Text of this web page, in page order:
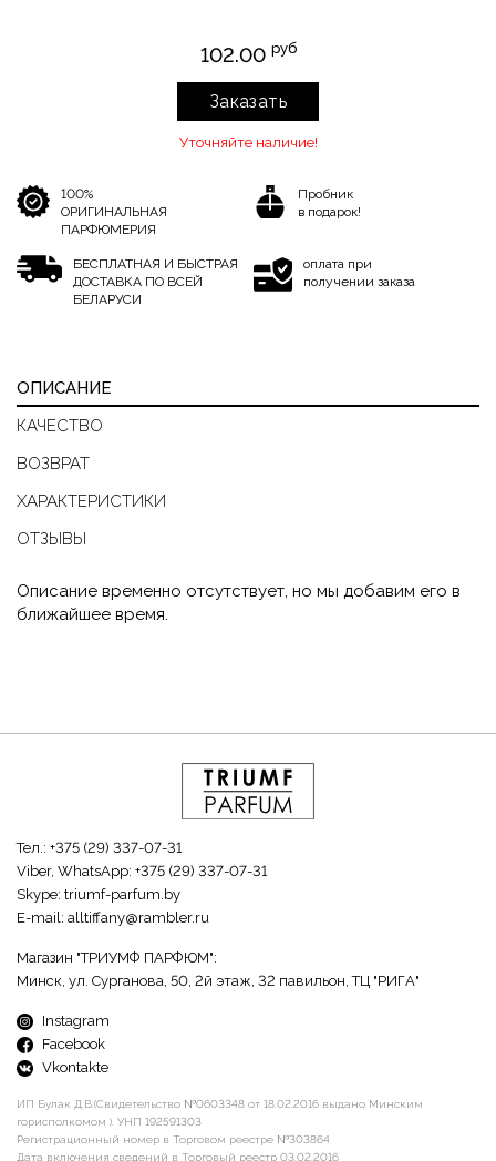
102.00 руб
Заказать
Уточняйте наличие!
100%
ОРИГИНАЛЬНАЯ
ПАРФЮМЕРИЯ
Пробник
в подарок!
БЕСПЛАТНАЯ И БЫСТРАЯ
ДОСТАВКА ПО ВСЕЙ
БЕЛАРУСИ
оплата при
получении заказа
ОПИСАНИЕ
КАЧЕСТВО
ВОЗВРАТ
ХАРАКТЕРИСТИКИ
ОТЗЫВЫ
Описание временно отсутствует, но мы добавим его в
ближайшее время.
Тел.: +375 (29) 337-07-31
Viber, WhatsApp: +375 (29) 337-07-31
Skype: triumf-parfum.by
E-mail: alltiffany@rambler.ru
Магазин "ТРИУМФ ПАРФЮМ":
Минск, ул. Сурганова, 50, 2й этаж, 32 павильон, ТЦ "РИГА"
Instagram
Facebook
Vkontakte
ИП Булак Д.В.(Свидетельство №0603348 от 18.02.2016 выдано Минским
горисполкомом ). УНП 192591303
Регистрационный номер в Торговом реестре №303864
Дата включения сведений в Торговый реестр 03.02.2016